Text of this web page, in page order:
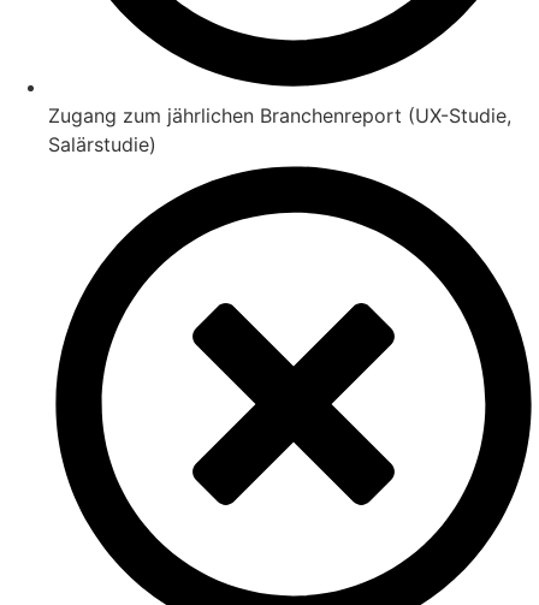
Zugang zum jährlichen Branchenreport (UX-Studie,
Salärstudie)